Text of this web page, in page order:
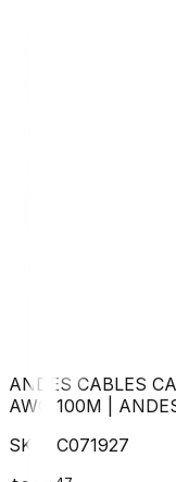
ANDES CABLES
AWG 100M
SKU: C071927